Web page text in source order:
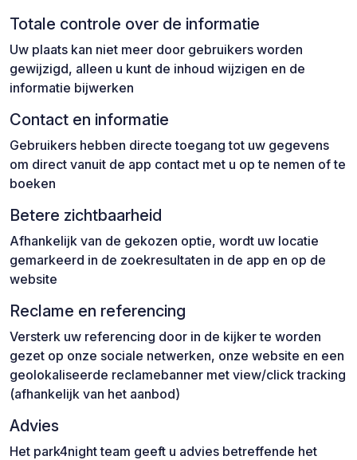
Totale controle over de informatie
Uw plaats kan niet meer door gebruikers worden
gewijzigd, alleen u kunt de inhoud wijzigen en de
informatie bijwerken
Contact en informatie
Gebruikers hebben directe toegang tot uw gegevens
om direct vanuit de app contact met u op te nemen of te
boeken
Betere zichtbaarheid
Afhankelijk van de gekozen optie, wordt uw locatie
gemarkeerd in de zoekresultaten in de app en op de
website
Reclame en referencing
Versterk uw referencing door in de kijker te worden
gezet op onze sociale netwerken, onze website en een
geolokaliseerde reclamebanner met view/click tracking
(afhankelijk van het aanbod)
Advies
Het park4night team geeft u advies betreffende het